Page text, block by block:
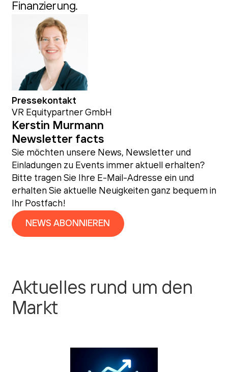
Finanzierung.
Pressekontakt
VR Equitypartner GmbH
Kerstin Murmann
Newsletter facts
Sie möchten unsere News, Newsletter und
Einladungen zu Events immer aktuell erhalten?
Bitte tragen Sie Ihre E-Mail-Adresse ein und
erhalten Sie aktuelle Neuigkeiten ganz bequem in
Ihr Postfach!
NEWS ABONNIEREN
Aktuelles rund um den
Markt